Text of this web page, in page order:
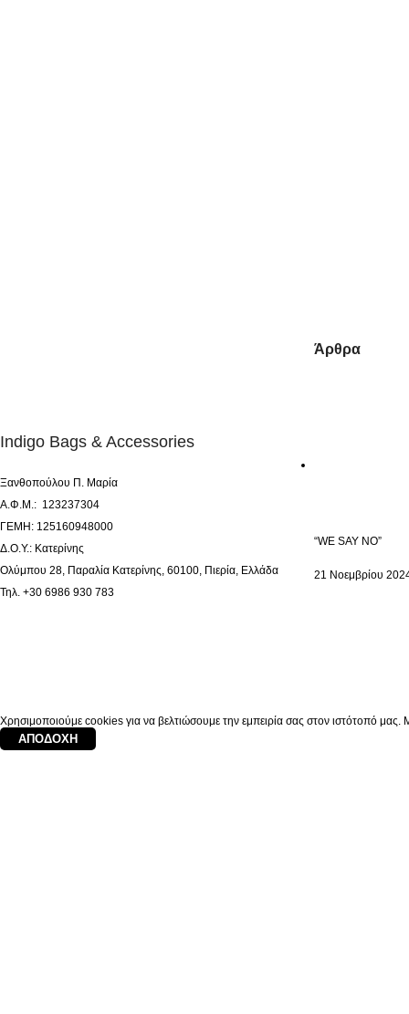
Indigo Bags & Accessories
Ξανθοπούλου Π. Μαρία
Α.Φ.Μ.: 123237304
ΓΕΜΗ: 125160948000
Δ.Ο.Υ.: Κατερίνης
Ολύμπου 28, Παραλία Κατερίνης, 60100, Πιερία, Ελλάδα
Τηλ. +30 6986 930 783
Άρθρα
“WE SAY NO”
21 Νοεμβρίου
Χρησιμοποιούμε cookies για να βελτιώσουμε την εμπειρία σας στον ιστότοπό
ΑΠΟΔΟΧΉ